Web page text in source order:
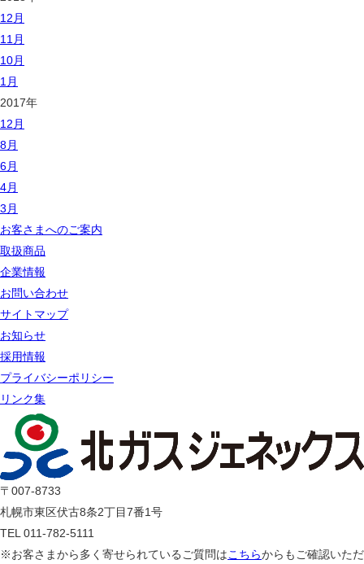
12月
11月
10月
1月
2017年
12月
8月
6月
4月
3月
お客さまへのご案内
取扱商品
企業情報
お問い合わせ
サイトマップ
お知らせ
採用情報
プライバシーポリシー
リンク集
〒007-8733
札幌市東区伏古8条2丁目7番1号
TEL 011-782-5111
※お客さまから多く寄せられているご質問はこちらからもご確認いただ